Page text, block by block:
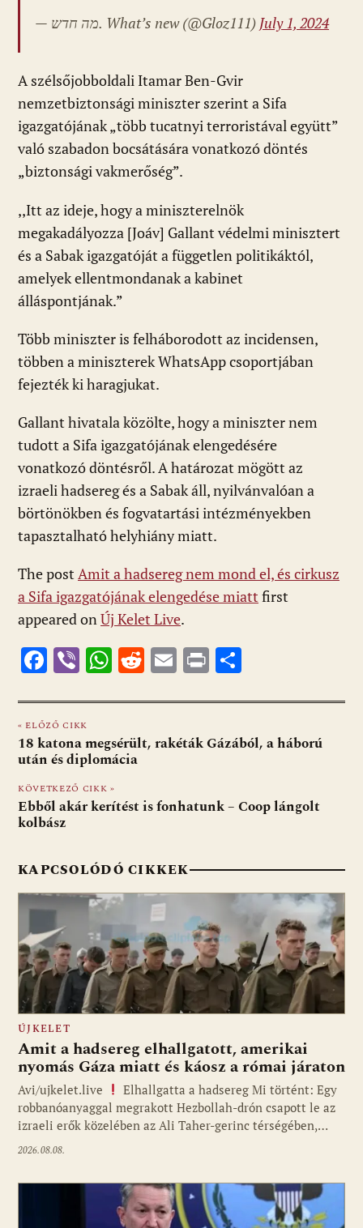
— מה חדש. What’s new(@Gloz111) July 1, 2024
A szélsőjobboldali Itamar Ben-Gvir
nemzetbiztonsági miniszter szerint a Sifa
igazgatójának „több tucatnyi terroristával együtt”
való szabadon bocsátására vonatkozó döntés
„biztonsági vakmerőség”.
,,Itt az ideje, hogy a miniszterelnök
megakadályozza [Joáv] Gallant védelmi minisztert
és a Sabak igazgatóját a független politikáktól,
amelyek ellentmondanak a kabinet
álláspontjának.”
Több miniszter is felháborodott az incidensen,
többen a miniszterek WhatsApp csoportjában
fejezték ki haragjukat.
Gallant hivatala közölte, hogy a miniszter nem
tudott a Sifa igazgatójának elengedésére
vonatkozó döntésről. A határozat mögött az
izraeli hadsereg és a Sabak áll, nyilvánvalóan a
börtönökben és fogvatartási intézményekben
tapasztalható helyhiány miatt.
The post Amit a hadsereg nem mond el, és cirkusz
a Sifa igazgatójának elengedése miatt first
appeared onÚj Kelet Live.
F
e
b
o
o
k
Vi
er
W
at
s
A
p
p
R
d
di
E
ai
l
Pr
t za
m
« ELŐZŐ CIKK
18 katona megsérült, rakéták Gázából, a háború
után és diplomácia
KÖVETKEZŐ CIKK »
Ebből akár kerítést is fonhatunk – Coop lángolt
kolbász
KAPCSOLÓDÓ CIKKEK
ÚJKELET
Amit a hadsereg elhallgatott, amerikai
nyomás Gáza miatt és káosz a római járaton
Avi/ujkelet.live
Elhallgatta a hadsereg Mi történt: Egy
robbanóanyaggal megrakott Hezbollah-drón csapott le az
izraeli erők közelében az Ali Taher-gerinc térségében,…
2026.08.08.